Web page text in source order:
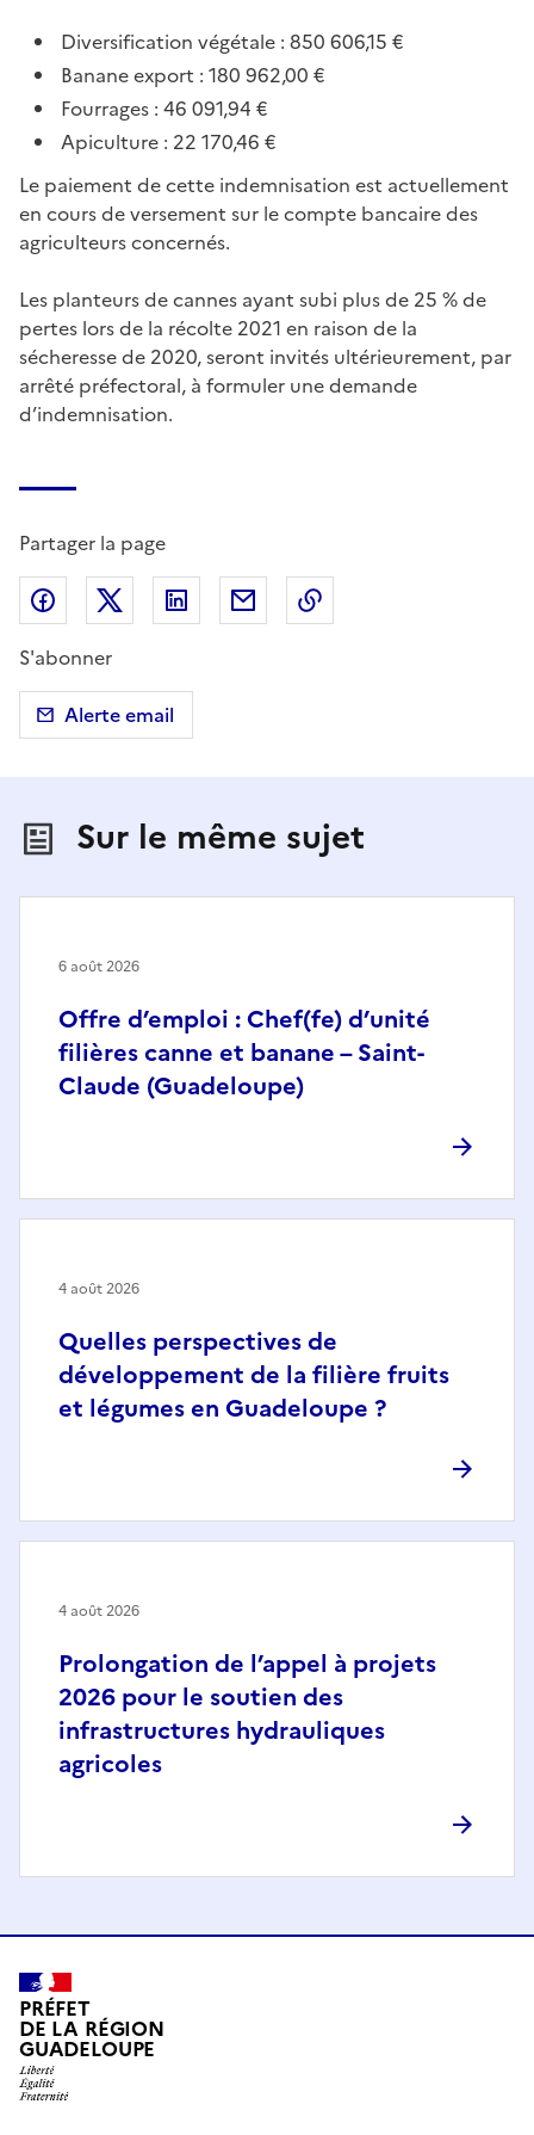
Diversification végétale : 850 606,15 €
Banane export : 180 962,00 €
Fourrages : 46 091,94 €
Apiculture : 22 170,46 €
Le paiement de cette indemnisation est actuellement
en cours de versement sur le compte bancaire des
agriculteurs concernés.
Les planteurs de cannes ayant subi plus de 25 % de
pertes lors de la récolte 2021 en raison de la
sécheresse de 2020, seront invités ultérieurement, par
arrêté préfectoral, à formuler une demande
d’indemnisation.
Partager la page
Partager sur Facebook
Partager sur X (anciennement Twitter)
Partager sur LinkedIn
Partager par email
S'abonner
Alerte email
Sur le même sujet
Offre d’emploi : Chef(fe) d’unité
filières canne et banane – Saint-
Claude (Guadeloupe)
6 août 2026
Quelles perspectives de
développement de la filière fruits
et légumes en Guadeloupe ?
4 août 2026
Prolongation de l’appel à projets
2026 pour le soutien des
infrastructures hydrauliques
agricoles
4 août 2026
PRÉFET
DE LA RÉGION
GUADELOUPE